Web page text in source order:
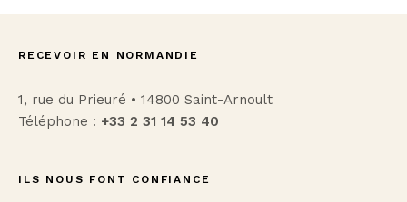
RECEVOIR EN NORMANDIE
1, rue du Prieuré • 14800 Saint-Arnoult
Téléphone : +33 2 31 14 53 40
ILS NOUS FONT CONFIANCE